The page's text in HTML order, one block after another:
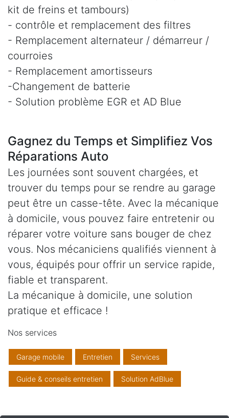
kit de freins et tambours)
- contrôle et remplacement des filtres
- Remplacement alternateur / démarreur /
courroies
- Remplacement amortisseurs
-Changement de batterie
- Solution problème EGR et AD Blue
Gagnez du Temps et Simplifiez Vos
Réparations Auto
Les journées sont souvent chargées, et
trouver du temps pour se rendre au garage
peut être un casse-tête. Avec la mécanique
à domicile, vous pouvez faire entretenir ou
réparer votre voiture sans bouger de chez
vous. Nos mécaniciens qualifiés viennent à
vous, équipés pour offrir un service rapide,
fiable et transparent.
La mécanique à domicile, une solution
pratique et efficace !
Nos services
Garage mobile Entretien Services
Guide & conseils entretien Solution AdBlue